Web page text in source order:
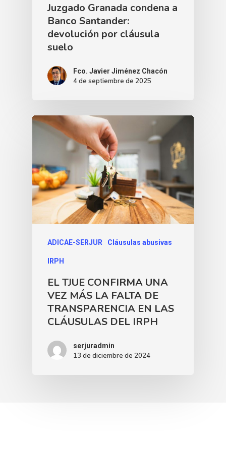
Juzgado Granada condena a
Banco Santander:
devolución por cláusula
suelo
Fco. Javier Jiménez Chacón
4 de septiembre de 2025
ADICAE-SERJUR Cláusulas abusivas
IRPH
EL TJUE CONFIRMA UNA
VEZ MÁS LA FALTA DE
TRANSPARENCIA EN LAS
CLÁUSULAS DEL IRPH
serjuradmin
13 de diciembre de 2024